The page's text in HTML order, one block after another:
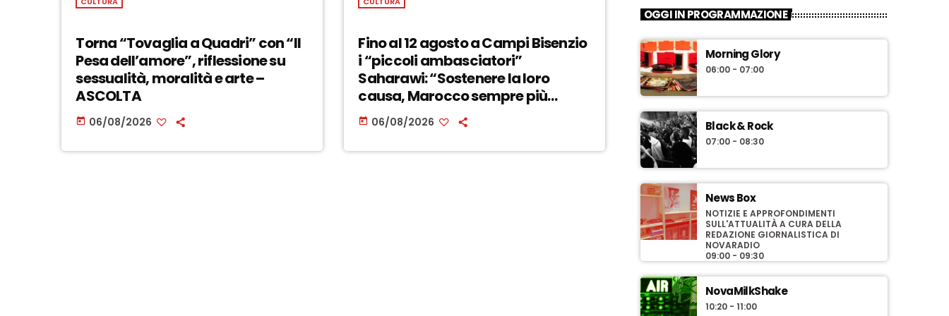
Torna “Tovaglia a Quadri” con “Il
Pesa dell’amore”, riflessione su
sessualità, moralità e arte –
ASCOLTA
today 06/08/2026
Fino al 12 agosto a Campi Bisenzio
i “piccoli ambasciatori”
Saharawi: “Sostenere la loro
causa, Marocco sempre più
invadente” – ASCOLTA
today 06/08/2026
OGGI IN PROGRAMMAZIONE
Morning Glory
06:00 - 07:00
Black & Rock
07:00 - 08:30
News Box
NOTIZIE E APPROFONDIMENTI
SULL'ATTUALITÀ A CURA DELLA
REDAZIONE GIORNALISTICA DI
NOVARADIO
09:00 - 09:30
NovaMilkShake
10:20 - 11:00